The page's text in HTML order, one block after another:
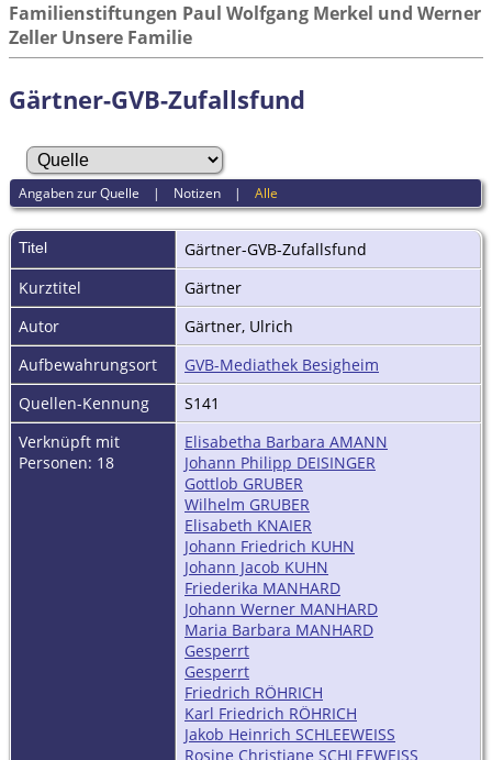
Familienstiftungen Paul Wolfgang Merkel und Werner
Zeller Unsere Familie
Gärtner-GVB-Zufallsfund
Angaben zur Quelle | Notizen |Alle
Titel
Gärtner-GVB-Zufallsfund
Kurztitel
Gärtner
Autor
Gärtner, Ulrich
Aufbewahrungsort
GVB-Mediathek Besigheim
Quellen-Kennung
S141
Verknüpft mit
Personen: 18
Elisabetha Barbara AMANN
Johann Philipp DEISINGER
Gottlob GRUBER
Wilhelm GRUBER
Elisabeth KNAIER
Johann Friedrich KUHN
Johann Jacob KUHN
Friederika MANHARD
Johann Werner MANHARD
Maria Barbara MANHARD
Gesperrt
Gesperrt
Friedrich RÖHRICH
Karl Friedrich RÖHRICH
Jakob Heinrich SCHLEEWEISS
Rosine Christiane SCHLEEWEISS